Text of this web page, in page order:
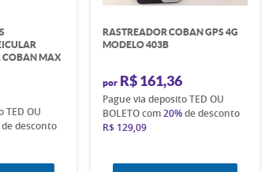
COBAN MAX
TED OU
desconto
RASTREADOR COBAN GPS 4G
MODELO 403B
por R$ 161,36
Pague via deposito TED OU
BOLETO com20%de desconto
R$ 129,09